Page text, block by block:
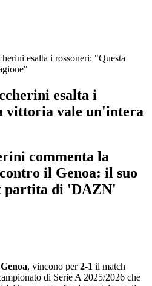
esalta i rossoneri: "Questa
esalta i
vittoria vale un'intera
commenta la
il Genoa: il suo
partita di 'DAZN'
Genoa, vincono per2-1 il match
di Serie A 2025/2026 che